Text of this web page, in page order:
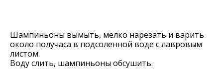
Шампиньоны вымыть, мелко нарезать и варить
около получаса в подсоленной воде с лавровым
листом.
Воду слить, шампиньоны обсушить.